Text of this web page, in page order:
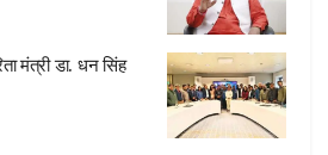
मंत्री डा. धन सिंह